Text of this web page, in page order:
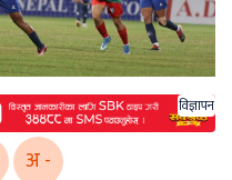
विज्ञापन
अ -